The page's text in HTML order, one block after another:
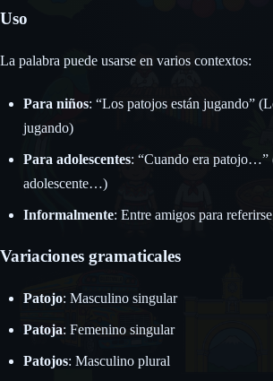
Uso
La palabra puede usarse en varios contextos:
Para niños: “Los patojos están jugando”
jugando)
Para adolescentes: “Cuando era patojo…”
adolescente…)
Informalmente: Entre amigos para
Variaciones gramaticales
Patojo: Masculino singular
Patoja: Femenino singular
Patojos: Masculino plural